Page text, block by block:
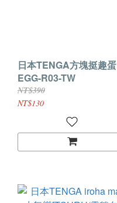
日本TENGA方塊挺趣蛋
EGG-R03-TW
NT$390
NT$130